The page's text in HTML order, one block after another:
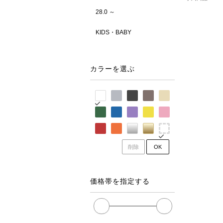
28.0 ～
KIDS・BABY
カラーを選ぶ
削除 OK
価格帯を指定する